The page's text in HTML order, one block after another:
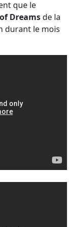
que le
Dreamsde la
durant le mois